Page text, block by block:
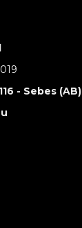
- Sebes (AB)